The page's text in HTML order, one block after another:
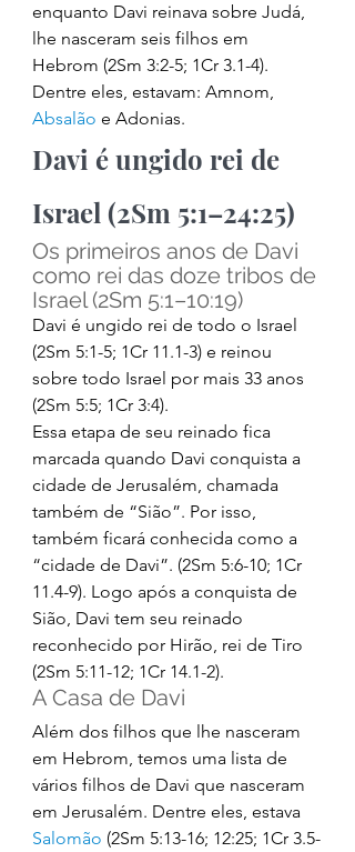
enquanto Davi reinava sobre Judá,
lhe nasceram seis filhos em
Hebrom (2Sm 3:2-5; 1Cr 3.1-4).
Dentre eles, estavam: Amnom,
Absalão e Adonias.
Davi é ungido rei de
Israel (2Sm 5:1–24:25)
Os primeiros anos de Davi
como rei das doze tribos de
Israel (2Sm 5:1–10:19)
Davi é ungido rei de todo o Israel
(2Sm 5:1-5; 1Cr 11.1-3) e reinou
sobre todo Israel por mais 33 anos
(2Sm 5:5; 1Cr 3:4).
Essa etapa de seu reinado fica
marcada quando Davi conquista a
cidade de Jerusalém, chamada
também de “Sião”. Por isso,
também ficará conhecida como a
“cidade de Davi”. (2Sm 5:6-10; 1Cr
11.4-9). Logo após a conquista de
Sião, Davi tem seu reinado
reconhecido por Hirão, rei de Tiro
(2Sm 5:11-12; 1Cr 14.1-2).
A Casa de Davi
Além dos filhos que lhe nasceram
em Hebrom, temos uma lista de
vários filhos de Davi que nasceram
em Jerusalém. Dentre eles, estava
Salomão (2Sm 5:13-16; 12:25; 1Cr 3.5-